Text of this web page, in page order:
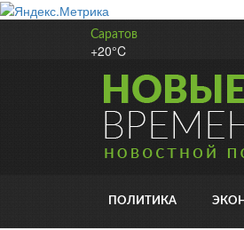
Саратов
+20°C
ПОЛИТИКА